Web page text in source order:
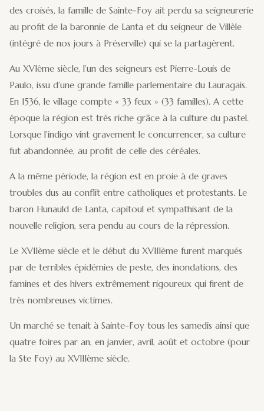
des croisés, la famille de Sainte-Foy ait perdu sa seigneurerie
au profit de la baronnie de Lanta et du seigneur de Villèle
(intégré de nos jours à Préserville) qui se la partagèrent.
Au XVIème siècle, l’un des seigneurs est Pierre-Louis de
Paulo, issu d’une grande famille parlementaire du Lauragais.
En 1536, le village compte « 33 feux » (33 familles). A cette
époque la région est très riche grâce à la culture du pastel.
Lorsque l’indigo vint gravement le concurrencer, sa culture
fut abandonnée, au profit de celle des céréales.
A la même période, la région est en proie à de graves
troubles dus au conflit entre catholiques et protestants. Le
baron Hunauld de Lanta, capitoul et sympathisant de la
nouvelle religion, sera pendu au cours de la répression.
Le XVIIème siècle et le début du XVIIIème furent marqués
par de terribles épidémies de peste, des inondations, des
famines et des hivers extrêmement rigoureux qui firent de
très nombreuses victimes.
Un marché se tenait à Sainte-Foy tous les samedis ainsi que
quatre foires par an, en janvier, avril, août et octobre (pour
la Ste Foy) au XVIIIème siècle.